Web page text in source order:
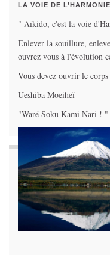
LA VOIE DE L’HARMONIE
" Aïkido, c'est la voie
Enlever la souillure,
ouvrez vous à l'évolution
Vous devez ouvrir le
Ueshiba Moeiheï
"Waré Soku Kami Nari ! "